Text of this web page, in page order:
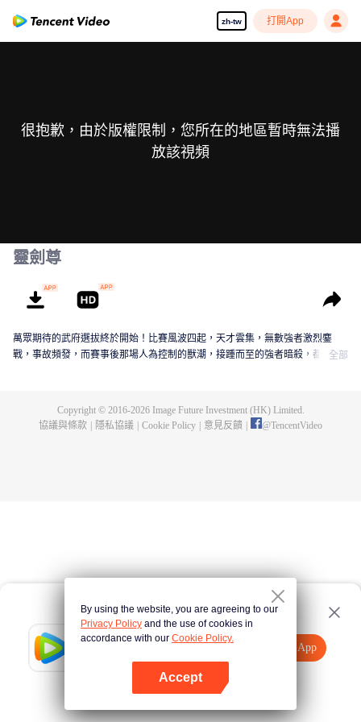
zh-tw 打開App
Tencent Video
打開App
點擊此處
很抱歉，由於版權限制，您所在的地區暫時無法播
放該視頻
靈劍尊
萬眾期待的武府選拔終於開始！比賽風波四起，天才雲集，無數強者激烈鏖
戰，事故頻發，而賽事後那場人為控制的獸潮，接踵而至的強者暗殺，都顯示
全部
Copyright © 2016-2026Image Future Investment (HK) Limited.
協議與條款
隱私協議 Cookie Policy 意見反饋 @TencentVideo
By using the website, you are agreeing to our
Privacy Policy and the use of cookies in
accordance with our Cookie Policy.
Accept